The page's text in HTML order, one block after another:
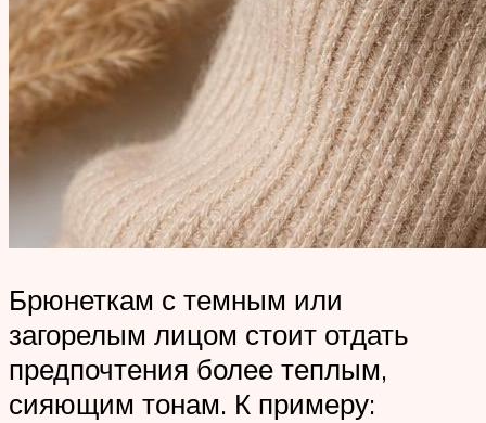
Брюнеткам с темным или
загорелым лицом стоит отдать
предпочтения более теплым,
сияющим тонам. К примеру: